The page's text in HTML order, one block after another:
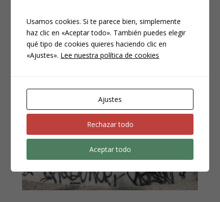
delitos relativos al mercado y a los consumidores nos
encontramos con el delito de publicidad o oferta falsa
o engañosa. El artículo 282 del CP preceptúa que
“Serán castigados con la pena de prisión de seis meses
Usamos cookies. Si te parece bien, simplemente
haz clic en «Aceptar todo». También puedes elegir
qué tipo de cookies quieres haciendo clic en
«Ajustes». Lee nuestra política de cookies
Ajustes
Rechazar todo
Aceptar todo